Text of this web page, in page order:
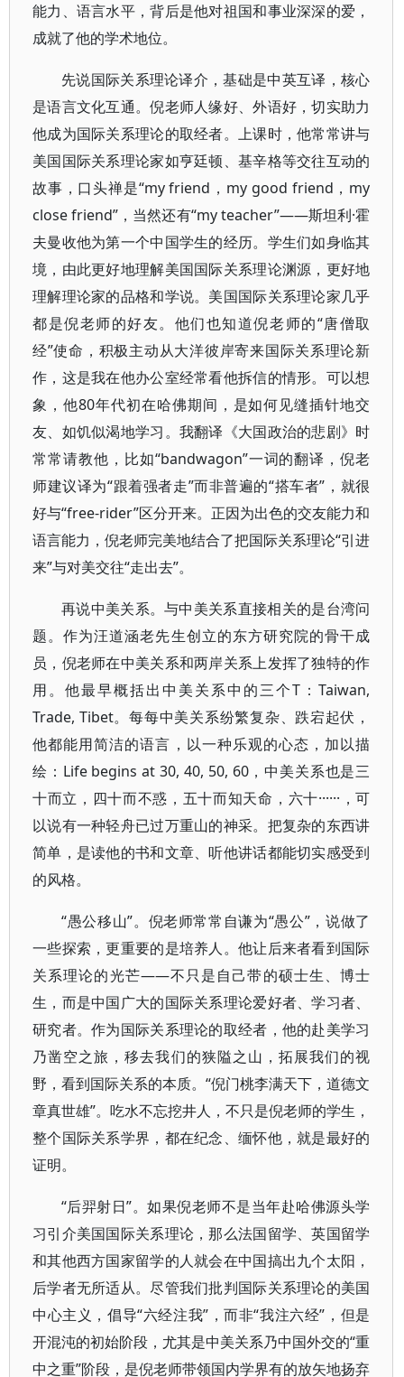
能力、语言水平，背后是他对祖国和事业深深的爱，
成就了他的学术地位。
先说国际关系理论译介，基础是中英互译，核心
是语言文化互通。倪老师人缘好、外语好，切实助力
他成为国际关系理论的取经者。上课时，他常常讲与
美国国际关系理论家如亨廷顿、基辛格等交往互动的
故事，口头禅是“my friend，my good friend，my
close friend”，当然还有“my teacher”——斯坦利·霍
夫曼收他为第一个中国学生的经历。学生们如身临其
境，由此更好地理解美国国际关系理论渊源，更好地
理解理论家的品格和学说。美国国际关系理论家几乎
都是倪老师的好友。他们也知道倪老师的“唐僧取
经”使命，积极主动从大洋彼岸寄来国际关系理论新
作，这是我在他办公室经常看他拆信的情形。可以想
象，他80年代初在哈佛期间，是如何见缝插针地交
友、如饥似渴地学习。我翻译《大国政治的悲剧》时
常常请教他，比如“bandwagon”一词的翻译，倪老
师建议译为“跟着强者走”而非普遍的“搭车者”，就很
好与“free-rider”区分开来。正因为出色的交友能力和
语言能力，倪老师完美地结合了把国际关系理论“引进
来”与对美交往“走出去”。
再说中美关系。与中美关系直接相关的是台湾问
题。作为汪道涵老先生创立的东方研究院的骨干成
员，倪老师在中美关系和两岸关系上发挥了独特的作
用。他最早概括出中美关系中的三个T：Taiwan,
Trade, Tibet。每每中美关系纷繁复杂、跌宕起伏，
他都能用简洁的语言，以一种乐观的心态，加以描
绘：Life begins at 30, 40, 50, 60，中美关系也是三
十而立，四十而不惑，五十而知天命，六十······，可
以说有一种轻舟已过万重山的神采。把复杂的东西讲
简单，是读他的书和文章、听他讲话都能切实感受到
的风格。
“愚公移山”。倪老师常常自谦为“愚公”，说做了
一些探索，更重要的是培养人。他让后来者看到国际
关系理论的光芒——不只是自己带的硕士生、博士
生，而是中国广大的国际关系理论爱好者、学习者、
研究者。作为国际关系理论的取经者，他的赴美学习
乃凿空之旅，移去我们的狭隘之山，拓展我们的视
野，看到国际关系的本质。“倪门桃李满天下，道德文
章真世雄”。吃水不忘挖井人，不只是倪老师的学生，
整个国际关系学界，都在纪念、缅怀他，就是最好的
证明。
“后羿射日”。如果倪老师不是当年赴哈佛源头学
习引介美国国际关系理论，那么法国留学、英国留学
和其他西方国家留学的人就会在中国搞出九个太阳，
后学者无所适从。尽管我们批判国际关系理论的美国
中心主义，倡导“六经注我”，而非“我注六经”，但是
开混沌的初始阶段，尤其是中美关系乃中国外交的“重
中之重”阶段，是倪老师带领国内学界有的放矢地扬弃